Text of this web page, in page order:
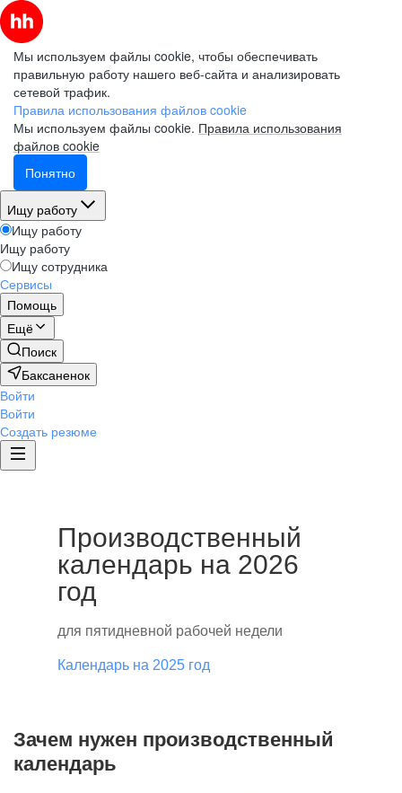
Мы используем файлы cookie, чтобы обеспечивать
правильную работу нашего веб-сайта и анализировать
сетевой трафик.
Правила использования файлов cookie
Мы используем файлы cookie. Правила использования
файлов cookie
Понятно
Ищу работу
Ищу работу
Ищу работу
Ищу сотрудника
Сервисы
Помощь
Ещё
Поиск
Баксаненок
Войти
Войти
Создать резюме
Производственный
календарь на 2026
год
для пятидневной рабочей недели
Календарь на 2025 год
Зачем нужен производственный
календарь